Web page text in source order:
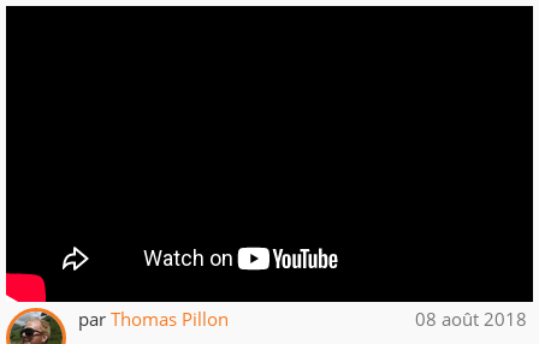
par Thomas Pillon 08 août 2018